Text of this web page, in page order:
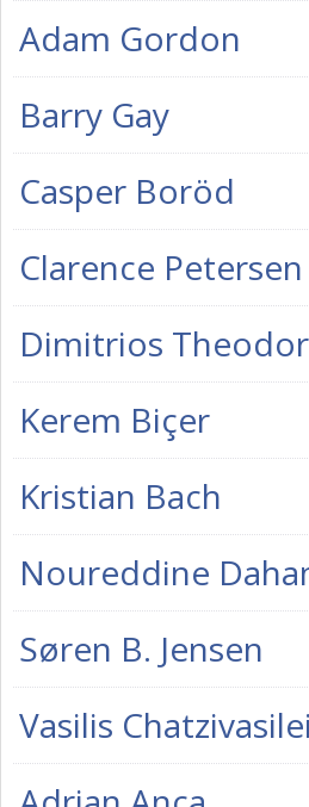
Adam Gordon
Barry Gay
Casper Boröd
Clarence Petersen
Dimitrios
Kerem Biçer
Kristian Bach
Noureddine
Søren B. Jensen
Vasilis